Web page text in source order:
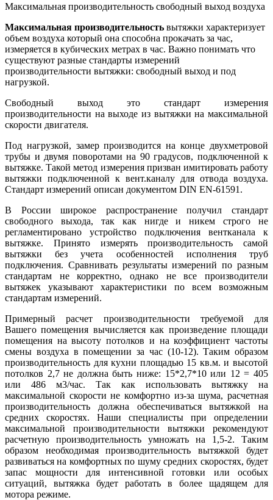
Максимальная производительность свободный выход воздуха
Максимальная производительность вытяжки характеризует
объем воздуха который она способна прокачать за час,
измеряется в кубических метрах в час. Важно понимать что
существуют разные стандарты измерений
производительности вытяжки: свободный выход и под
нагрузкой.
Свободный выход это стандарт измерения
производительности на выходе из вытяжки на максимальной
скорости двигателя.
Под нагрузкой, замер производится на конце двухметровой
трубы и двумя поворотами на 90 градусов, подключенной к
вытяжке. Такой метод измерения призван имитировать работу
вытяжки подключенной к вент.каналу для отвода воздуха.
Стандарт измерений описан документом DIN EN-61591.
В России широкое распространение получил стандарт
свободного выхода, так как нигде и никем строго не
регламентировано устройство подключения вентканала к
вытяжке. Принято измерять производительность самой
вытяжки без учета особенностей исполнения труб
подключения. Сравнивать результаты измерений по разным
стандартам не корректно, однако не все производители
вытяжек указывают характеристики по всем возможным
стандартам измерений.
Примерный расчет производительности требуемой для
Вашего помещения вычисляется как произведение площади
помещения на высоту потолков и на коэффициент частоты
смены воздуха в помещении за час (10-12). Таким образом
производительность для кухни площадью 15 кв.м. и высотой
потолков 2,7 не должна быть ниже: 15*2,7*10 или 12 = 405
или 486 м3/час. Так как использовать вытяжку на
максимальной скорости не комфортно из-за шума, расчетная
производительность должна обеспечиваться вытяжкой на
средних скоростях. Наши специалисты при определении
максимальной производительности вытяжки рекомендуют
расчетную производительность умножать на 1,5-2. Таким
образом необходимая производительность вытяжкой будет
развиваться на комфортных по шуму средних скоростях, будет
запас мощности для интенсивной готовки или особых
ситуаций, вытяжка будет работать в более щадящем для
мотора режиме.